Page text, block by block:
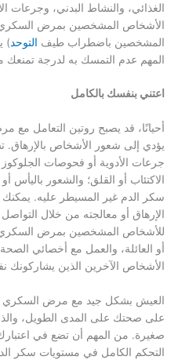
الغذائي، والنشاط البدني، وجرعات
الأشخاص المشخصين بمرض
المشخصين باضطراب طيف التوحد)
المهم عدم التمسك به لدرجة تمنعك
اعتني بنفسك بالكامل
أحيانًا، قد يصبح روتين التعامل مع
يؤدي إلى شعور الأشخاص بالإرهاق.
جرعات الأدوية أو فحوصات الجلوكوز
الاكتئاب أو القلق؛ والشعور باليأس
سكر الدم غير المسيطر عليه.
الإرهاق أو معالجته من خلال
للأشخاص المشخصين بمرض
أو العائلة، والعمل مع أخصائي
الأشخاص الآخرين الذين
العيش بشكل جيد مع مرض السكري
على صحتك على المدى الطويل،
صغيرة. من المهم أن تضع في
التحكم الكامل في مستويات سكر